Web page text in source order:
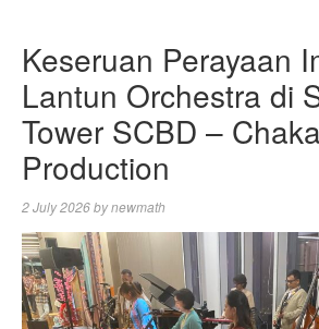
Keseruan Perayaan
Lantun Orchestra di
Tower SCBD –
Production
2 July 2026bynewmath